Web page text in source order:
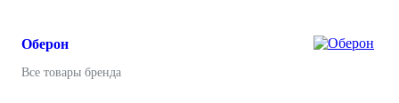
Оберон
Все товары бренда